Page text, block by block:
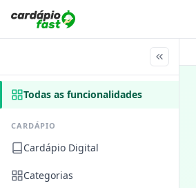
Todas as funcionalidades
CARDÁPIO
Cardápio Digital
Categorias